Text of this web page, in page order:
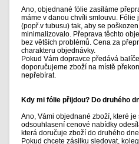
Ano, objednané fólie zasíláme
máme v danou chvíli smlouvu.
(popř.v tubusu) tak, aby se
minimalizovalo. Přeprava těchto
bez větších problémů. Cena za
charakteru objednávky.
Pokud Vám dopravce předává
doporučujeme zboží na místě
nepřebírat.
Kdy mi fólie přijdou? Do druhého
Ano, Vámi objednané zboží, které je
odsouhlasení cenové nabídky
která doručuje zboží do druhého
Pokud chcete zásilku sledovat,